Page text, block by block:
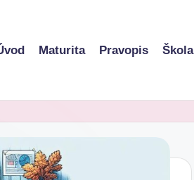
Maturita Pravopis Škola